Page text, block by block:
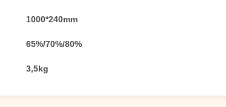
1000*240mm
65%/70%/80%
3,5kg